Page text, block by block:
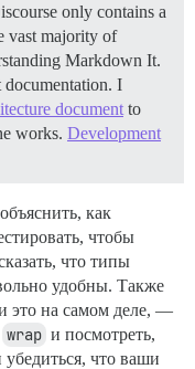
only contains a
vast majority of
Markdown It.
documentation. I
document to
works. Development
как
чтобы
что типы
удобны. Также
это на самом деле, —
wrap и посмотреть,
что ваши